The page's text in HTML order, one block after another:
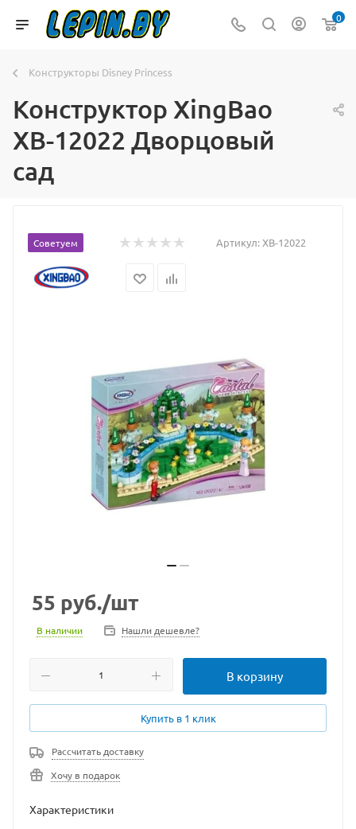
0
Конструкторы Disney Princess
Конструктор XingBao
XB-12022 Дворцовый
сад
Советуем Артикул:XB-12022
55 руб./шт
В наличии Нашли дешевле?
В корзину
Купить в 1 клик
Рассчитать доставку
Хочу в подарок
Характеристики